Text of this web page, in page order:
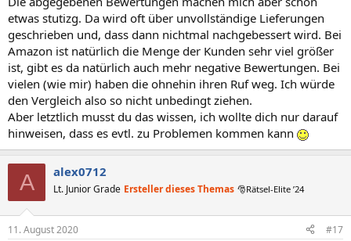
etwas stutizg. Da wird oft über unvollständige Lieferungen
geschrieben und, dass dann nichtmal nachgebessert wird. Bei
Amazon ist natürlich die Menge der Kunden sehr viel größer
ist, gibt es da natürlich auch mehr negative Bewertungen. Bei
vielen (wie mir) haben die ohnehin ihren Ruf weg. Ich würde
den Vergleich also so nicht unbedingt ziehen.
Aber letztlich musst du das wissen, ich wollte dich nur darauf
hinweisen, dass es evtl. zu Problemen kommen kann
A alex0712
Lt. Junior Grade Ersteller dieses Themas 🎅Rätsel-Elite ’24
11. August 2020 #17